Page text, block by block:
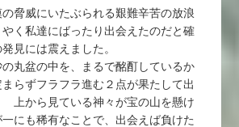
脅威にいたぶられる艱難辛苦の放浪
く私達にばったり出会えたのだと確
見には震えました。
丸盆の中を、まるで酩酊しているか
らずフラフラ進む２点が果たして出
上から見ている神々が宝の山を懸け
にも稀有なことで、出会えば負けた